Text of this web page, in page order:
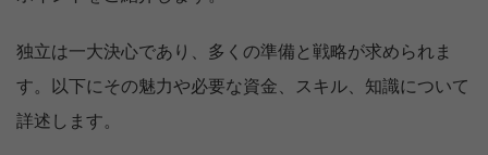
独立は一大決心であり、多くの準備と戦略が求められま
す。以下にその魅力や必要な資金、スキル、知識について
詳述します。